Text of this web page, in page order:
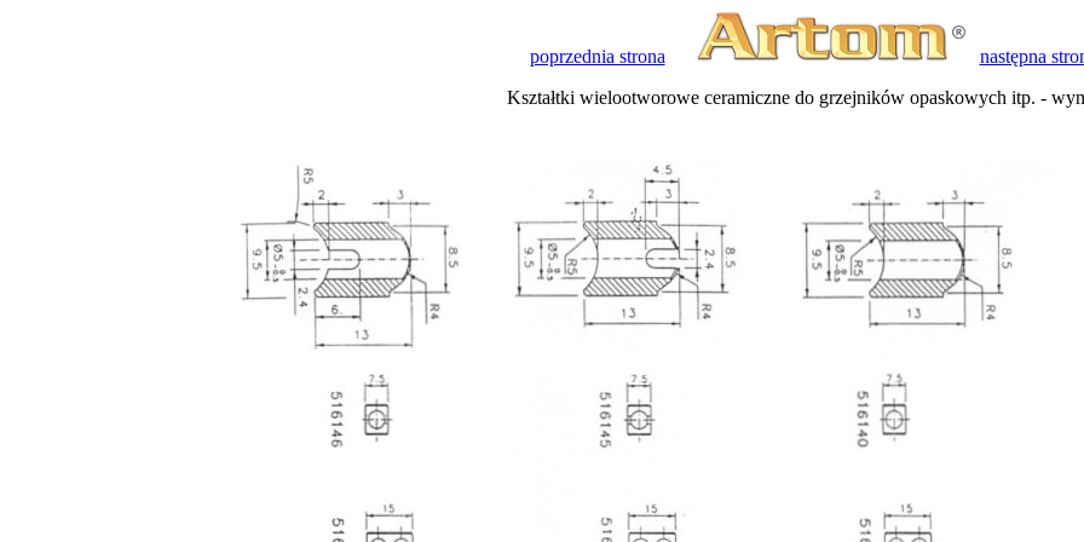
poprzednia strona
następna
Kształtki wielootworowe ceramiczne do grzejników opaskowych itp. -